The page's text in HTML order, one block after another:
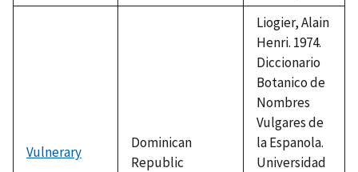
Vulnerary
Dominican
Republic
Liogier, Alain
Henri. 1974.
Diccionario
Botanico de
Nombres
Vulgares de
la Espanola.
Universidad